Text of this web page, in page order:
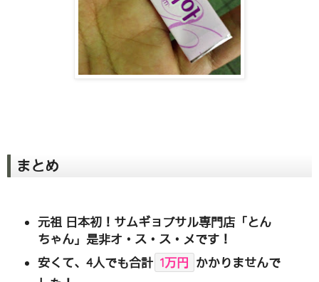
まとめ
元祖 日本初！サムギョプサル専門店「とん
ちゃん」是非オ・ス・ス・メです！
安くて、4人でも合計 1万円 かかりませんで